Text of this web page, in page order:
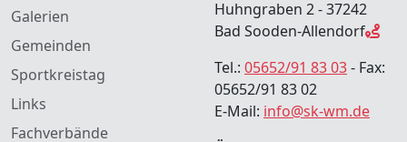
Galerien
Gemeinden
Sportkreistag
Links
Fachverbände
Huhngraben 2 - 37242
Bad Sooden-Allendorf
Tel.: 05652/91 83 03- Fax:
05652/91 83 02
E-Mail: info@sk-wm.de